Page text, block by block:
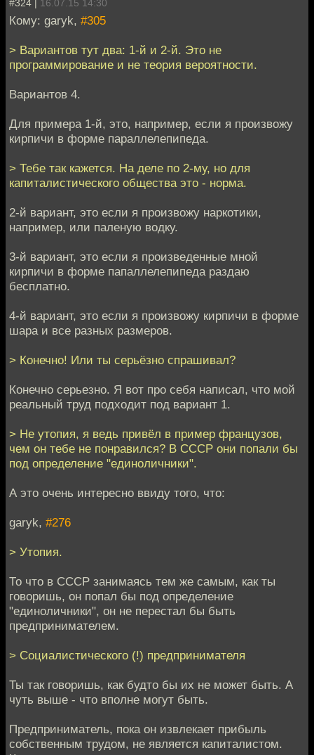
#324 | 16.07.15 14:30
Кому: garyk, #305
> Вариантов тут два: 1-й и 2-й. Это не
программирование и не теория вероятности.
Вариантов 4.
Для примера 1-й, это, например, если я произвожу
кирпичи в форме параллелепипеда.
> Тебе так кажется. На деле по 2-му, но для
капиталистического общества это - норма.
2-й вариант, это если я произвожу наркотики,
например, или паленую водку.
3-й вариант, это если я произведенные мной
кирпичи в форме папаллелепипеда раздаю
бесплатно.
4-й вариант, это если я произвожу кирпичи в форме
шара и все разных размеров.
> Конечно! Или ты серьёзно спрашивал?
Конечно серьезно. Я вот про себя написал, что мой
реальный труд подходит под вариант 1.
> Не утопия, я ведь привёл в пример французов,
чем он тебе не понравился? В СССР они попали бы
под определение "единоличники".
А это очень интересно ввиду того, что:
garyk, #276
> Утопия.
То что в СССР занимаясь тем же самым, как ты
говоришь, он попал бы под определение
"единоличники", он не перестал бы быть
предпринимателем.
> Социалистического (!) предпринимателя
Ты так говоришь, как будто бы их не может быть. А
чуть выше - что вполне могут быть.
Предприниматель, пока он извлекает прибыль
собственным трудом, не является капиталистом.